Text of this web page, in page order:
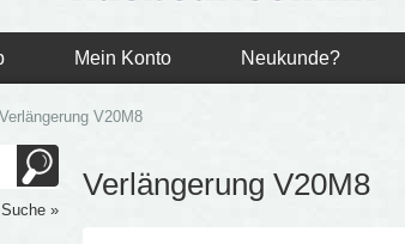
Mein Konto Neukunde?
Verlängerung V20M8
»
Verlängerung V20M8